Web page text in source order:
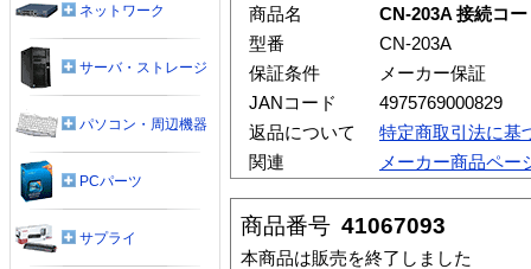
商品名
CN-203A 接続コ
型番
CN-203A
保証条件
メーカー保証
JANコード
4975769000829
返品について
特定商取引法に基
関連
メーカー商品ペー
商品番号 41067093
本商品は販売を終了しました
ネットワーク
サーバ・ストレージ
パソコン・周辺機器
PCパーツ
サプライ